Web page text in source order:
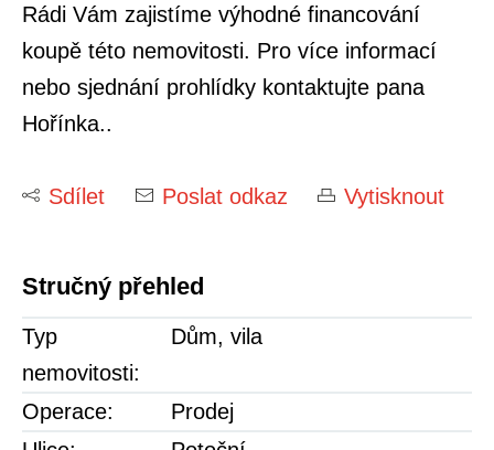
Rádi Vám zajistíme výhodné financování
koupě této nemovitosti. Pro více informací
nebo sjednání prohlídky kontaktujte pana
Hořínka..
Sdílet Poslat odkaz Vytisknout
Stručný přehled
Typ
nemovitosti:
Dům, vila
Operace:
Prodej